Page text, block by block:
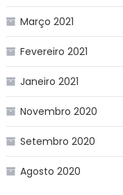
Março 2021
Fevereiro 2021
Janeiro 2021
Novembro 2020
Setembro 2020
Agosto 2020